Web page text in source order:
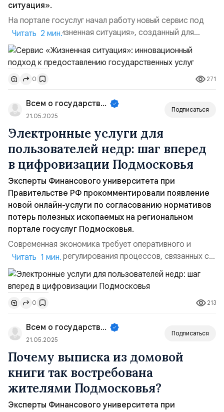
ситуация».
На портале госуслуг начал работу новый сервис под
названием «Жизненная ситуация», созданный для
помощи гражданам в защите от интернет-мошенников.
Он адресован не только тем, кто уже столкнулся с
мошенническими действиями, но и тем, кто хочет
повысить свою цифровую грамотность и защититься от
возможных угроз в сети. Сервис представляет собой
ко...
Читать 2 мин.
0 271
Всем о государственном управле...
21.05.2025
Подписаться
Электронные услуги для
пользователей недр: шаг вперед
в цифровизации Подмосковья
Эксперты Финансового университета при
Правительстве РФ прокомментировали появление
новой онлайн-услуги по согласованию нормативов
потерь полезных ископаемых на региональном
портале госуслуг Подмосковья.
Современная экономика требует оперативного и
эффективного регулирования процессов, связанных с
добычей природных ресурсов. Именно поэтому важным
событием стал запуск новой услуги на региональном
портале госуслуг Московской области, направленной
на согласование нормативов потерь полезных
ископаемых. Данная услуга стала возможной
благодаря развитию информ...
Читать 1 мин.
0 213
Всем о государственном управле...
21.05.2025
Подписаться
Почему выписка из домовой
книги так востребована
жителями Подмосковья?
Эксперты Финансового университета при